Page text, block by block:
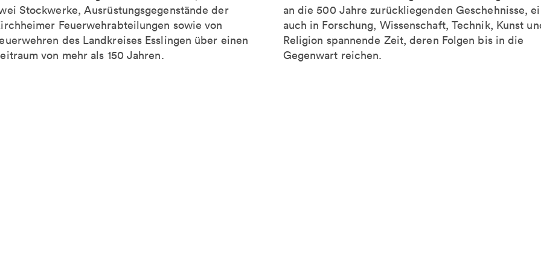
Stockwerke, Ausrüstungsgegenstände der
Feuerwehrabteilungen sowie von
des Landkreises Esslingen über einen
von mehr als 150 Jahren.
an die 500 Jahre zurückliegenden Geschehnisse,
auch in Forschung, Wissenschaft, Technik, Kunst
Religion spannende Zeit, deren Folgen bis in die
Gegenwart reichen.